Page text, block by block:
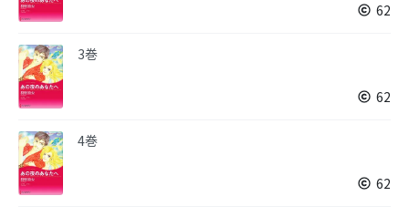
62
3巻
62
4巻
62